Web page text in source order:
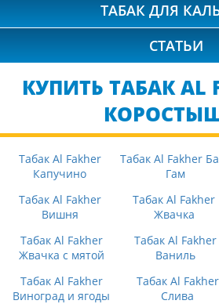
ТАБАК ДЛЯ
СТАТЬИ
КУПИТЬ ТАБАК AL
Табак Al Fakher
Капучино
Табак Al Fakher
Гам
Табак Al Fakher
Вишня
Табак Al Fakher
Жвачка
Табак Al Fakher
Жвачка с мятой
Табак Al Fakher
Ваниль
Табак Al Fakher
Виноград и ягоды
Табак Al Fakher
Слива